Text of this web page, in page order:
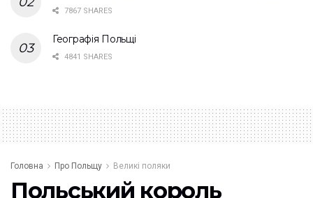
7867 SHARES
Географія Польщі
4841 SHARES
Головна Про Польщу Великі поляки
Польський король